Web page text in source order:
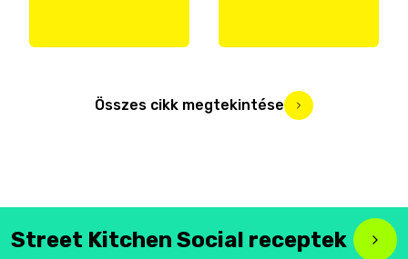
Összes cikk megtekintése
Street Kitchen Social receptek